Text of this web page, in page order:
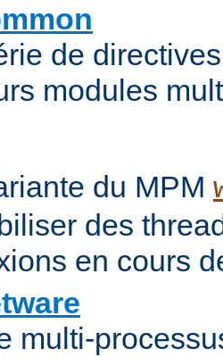
de
modules
du MPM
des
en cours
multi-